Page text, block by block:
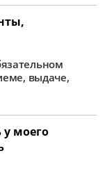
выдаче,
у моего